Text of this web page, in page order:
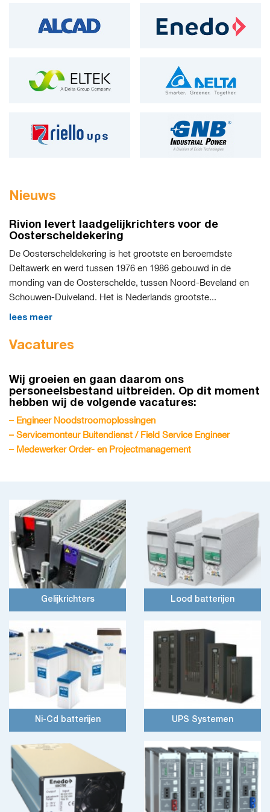
Nieuws
Rivion levert laadgelijkrichters voor de
Oosterscheldekering
De Oosterscheldekering is het grootste en beroemdste
Deltawerk en werd tussen 1976 en 1986 gebouwd in de
monding van de Oosterschelde, tussen Noord-Beveland en
Schouwen-Duiveland. Het is Nederlands grootste...
lees meer
Vacatures
Wij groeien en gaan daarom ons
personeelsbestand uitbreiden. Op dit moment
hebben wij de volgende vacatures:
– Engineer Noodstroomoplossingen
– Servicemonteur Buitendienst / Field Service Engineer
– Medewerker Order- en Projectmanagement
Gelijkrichters Lood batterijen
Ni-Cd batterijen UPS Systemen